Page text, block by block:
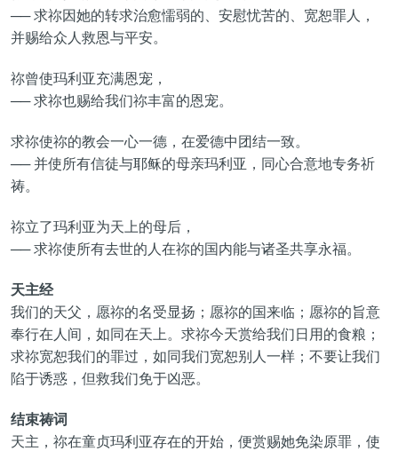
── 求祢因她的转求治愈懦弱的、安慰忧苦的、宽恕罪人，
并赐给众人救恩与平安。
祢曾使玛利亚充满恩宠，
── 求祢也赐给我们祢丰富的恩宠。
求祢使祢的教会一心一德，在爱德中团结一致。
── 并使所有信徒与耶稣的母亲玛利亚，同心合意地专务祈
祷。
祢立了玛利亚为天上的母后，
── 求祢使所有去世的人在祢的国内能与诸圣共享永福。
天主经
我们的天父，愿祢的名受显扬；愿祢的国来临；愿祢的旨意
奉行在人间，如同在天上。求祢今天赏给我们日用的食粮；
求祢宽恕我们的罪过，如同我们宽恕别人一样；不要让我们
陷于诱惑，但救我们免于凶恶。
结束祷词
天主，祢在童贞玛利亚存在的开始，便赏赐她免染原罪，使